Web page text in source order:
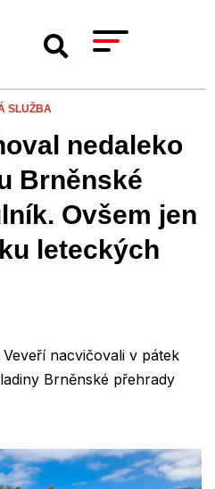
SLUŽBA
nedaleko
Brněnské
Ovšem jen
leteckých
nacvičovali v pátek
Brněnské přehrady